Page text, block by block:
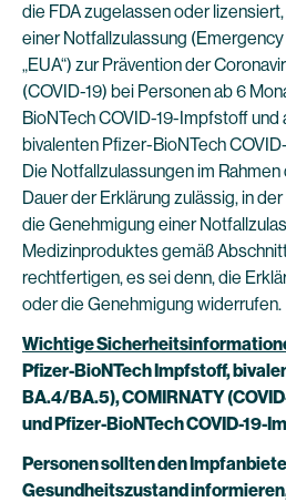
die FDA zugelassen oder
einer Notfallzulassung
„EUA“) zur Prävention der
(COVID-19) bei Personen ab 6
BioNTech COVID-19-Impfstoff und
bivalenten Pfizer-BioNTech
Die Notfallzulassungen im Rahmen
Dauer der Erklärung zulässig, in
die Genehmigung einer
Medizinproduktes gemäß
rechtfertigen, es sei denn, die
oder die Genehmigung widerrufen.
Wichtige
Pfizer-BioNTech Impfstoff,
BA.4/BA.5), COMIRNATY
und Pfizer-BioNTech COVID-19-
Personen sollten den
Gesundheitszustand